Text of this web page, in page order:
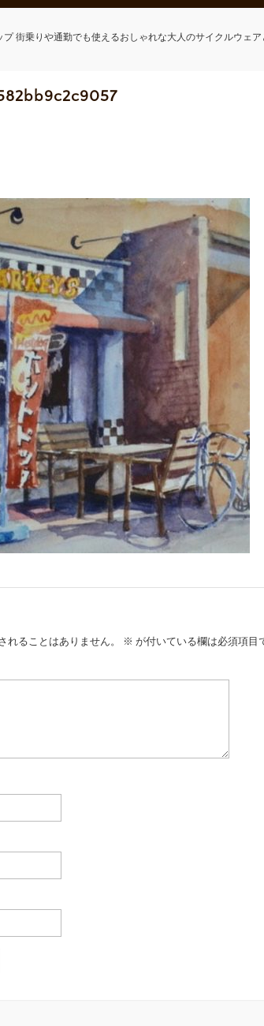
街乗りや通勤でも使えるおしゃれな大人のサイクルウェ
れることはありません。 ※ が付いている欄は必須項目